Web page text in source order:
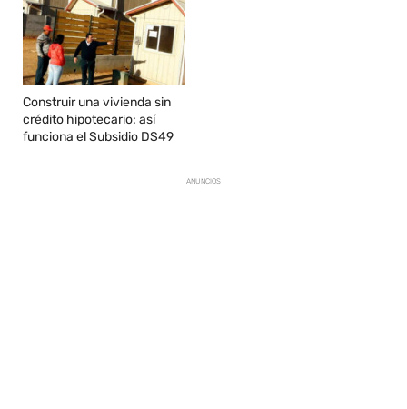
Construir una vivienda sin
crédito hipotecario: así
funciona el Subsidio DS49
ANUNCIOS